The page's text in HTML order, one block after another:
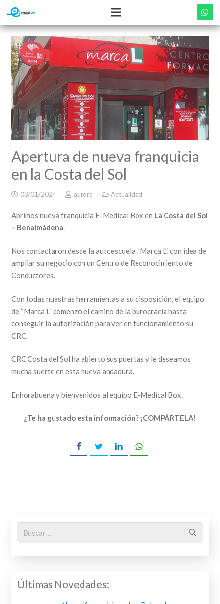
Apertura de nueva franquicia
en la Costa del Sol
03/01/2024 aurora Actualidad
Abrimos nueva franquicia E-Medical Box en La Costa del Sol
– Benalmádena.
Nos contactaron desde la autoescuela “Marca L”, con idea de
ampliar su negocio con un Centro de Reconocimiento de
Conductores.
Con todas nuestras herramientas a su disposición, el equipo
de “Marca L” comenzó el camino de la burocracia hasta
conseguir la autorización para ver en funcionamiento su
CRC.
CRC Costa del Sol ha abierto sus puertas y le deseamos
mucha suerte en esta nueva andadura.
Enhorabuena y bienvenidos al equipo E-Medical Box.
¿Te ha gustado esta información? ¡COMPÁRTELA!
Últimas Novedades: